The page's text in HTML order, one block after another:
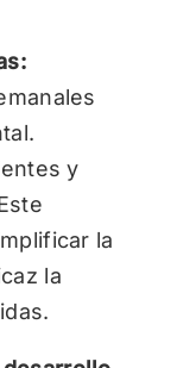
y
la
la